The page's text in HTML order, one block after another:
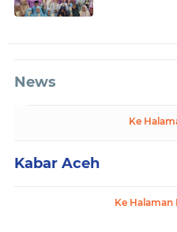
News
Ke
Kabar Aceh
Ke Halaman